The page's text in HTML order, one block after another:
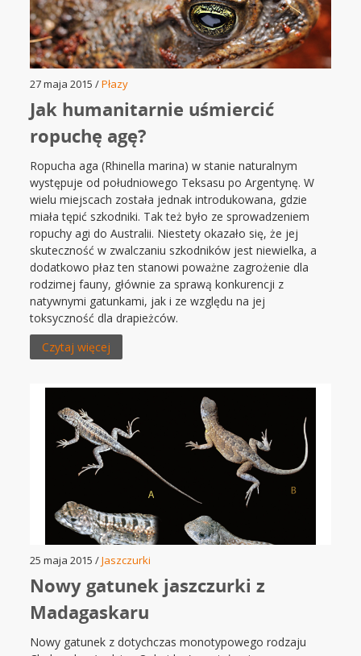
27 maja 2015 /Płazy
Jak humanitarnie uśmiercić
ropuchę agę?
Ropucha aga (Rhinella marina) w stanie naturalnym
występuje od południowego Teksasu po Argentynę. W
wielu miejscach została jednak introdukowana, gdzie
miała tępić szkodniki. Tak też było ze sprowadzeniem
ropuchy agi do Australii. Niestety okazało się, że jej
skuteczność w zwalczaniu szkodników jest niewielka, a
dodatkowo płaz ten stanowi poważne zagrożenie dla
rodzimej fauny, głównie za sprawą konkurencji z
natywnymi gatunkami, jak i ze względu na jej
toksyczność dla drapieżców.
Czytaj więcej
25 maja 2015 /Jaszczurki
Nowy gatunek jaszczurki z
Madagaskaru
Nowy gatunek z dotychczas monotypowego rodzaju